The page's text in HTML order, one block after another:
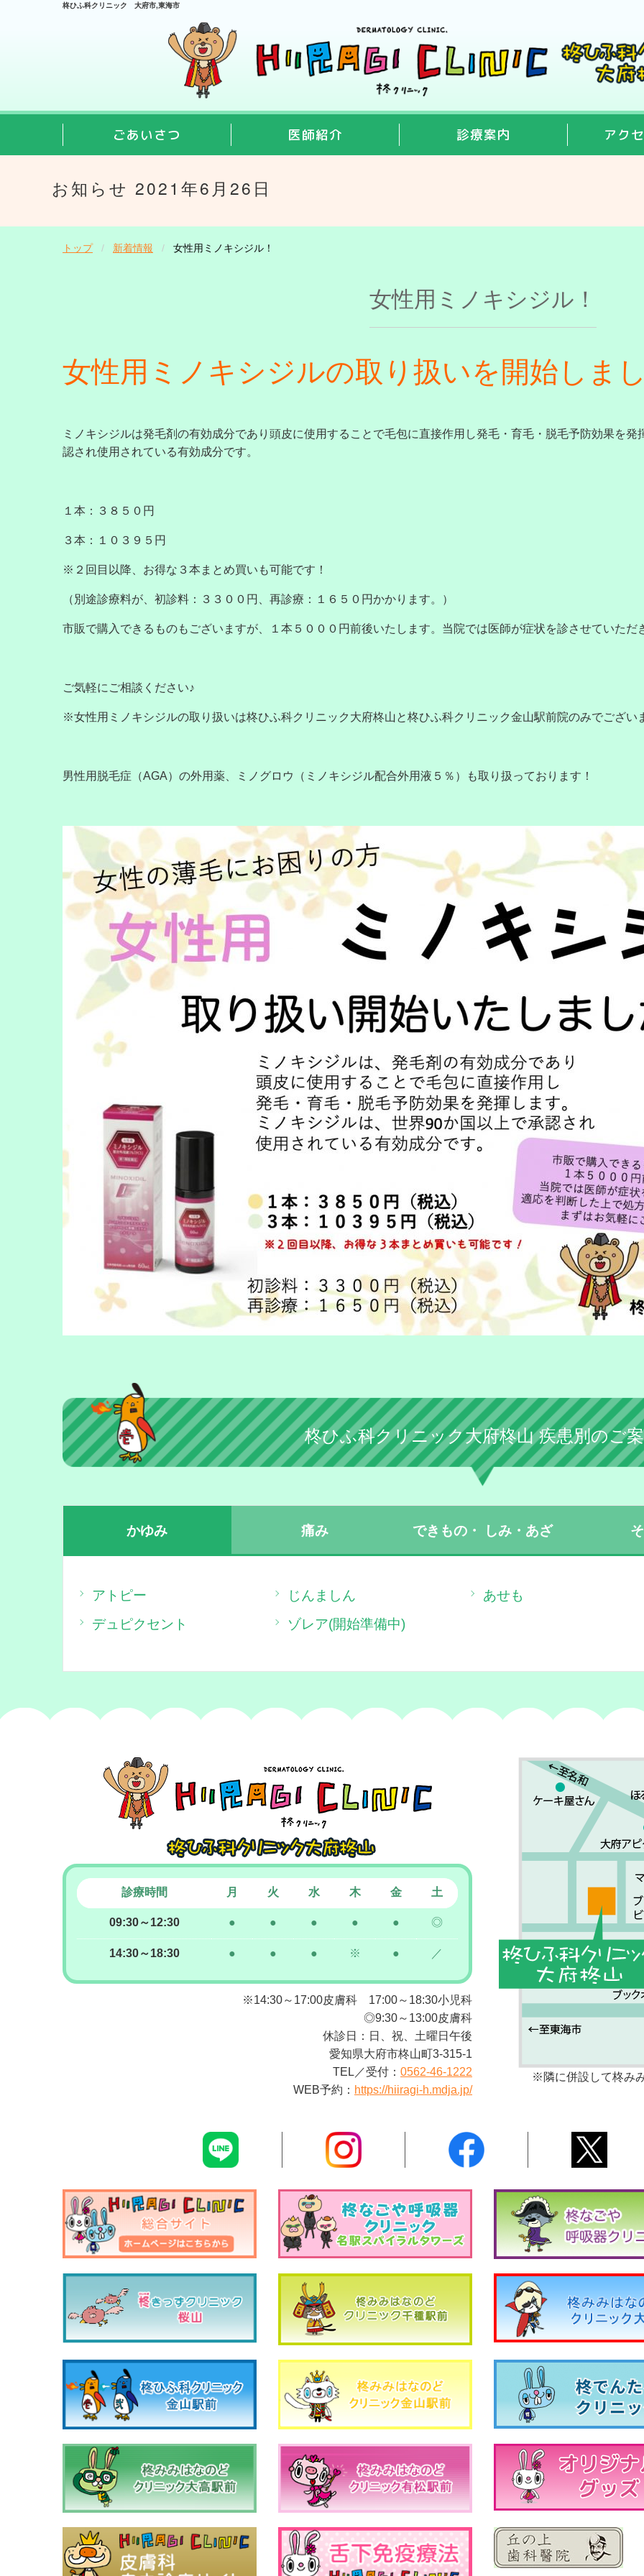
柊ひふ科クリニック 大府市,東海市
ごあいさつ 医師紹介 診療案内 アク
お知らせ 2021年6月26日
トップ 新着情報 女性用ミノキシジル！
女性用ミノキシジル！
女性用ミノキシジルの取り扱いを開始しま
ミノキシジルは発毛剤の有効成分であり頭皮に使用することで毛包に直接作用し発毛・育毛・脱毛予防効果を
認され使用されている有効成分です。
１本：３８５０円
３本：１０３９５円
※２回目以降、お得な３本まとめ買いも可能です！
（別途診療料が、初診料：３３００円、再診療：１６５０円かかります。）
市販で購入できるものもございますが、１本５０００円前後いたします。当院では医師が症状を診させていた
ご気軽にご相談ください♪
※女性用ミノキシジルの取り扱いは柊ひふ科クリニック大府柊山と柊ひふ科クリニック金山駅前院のみでござい
男性用脱毛症（AGA）の外用薬、ミノグロウ（ミノキシジル配合外用液５％）も取り扱っております！
柊ひふ科クリニック大府柊山疾患別のご
かゆみ 痛み できもの・ しみ・あざ
アトピー じんましん
あせも
デュピクセント
ゾレア(開始準備中)
診療時間 月 火 水 木 金 土
09:30～12:30 ● ● ● ● ● ◎
14:30～18:30 ● ● ● ※ ● ／
※14:30～17:00皮膚科 17:00～18:30小児科
◎9:30～13:00皮膚科
休診日：日、祝、土曜日午後
愛知県大府市柊山町3-315-1
TEL／受付： 0562-46-1222
WEB予約： https://hiiragi-h.mdja.jp/
※隣に併設して柊み